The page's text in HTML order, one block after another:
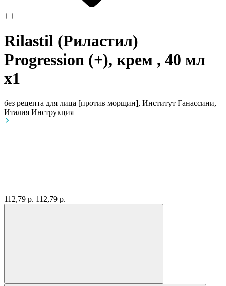
Rilastil (Риластил)
Progression (+), крем , 40 мл
x1
без рецепта для лица [против морщин], Институт Ганассини,
Италия Инструкция
112,79 р. 112,79 р.